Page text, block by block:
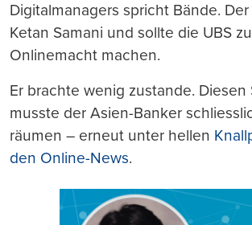
Digitalmanagers spricht Bände.
Ketan Samani und sollte die UBS
Onlinemacht machen.
Er brachte wenig zustande. Diesen
musste der Asien-Banker
räumen – erneut unter hellen
den Online-News.